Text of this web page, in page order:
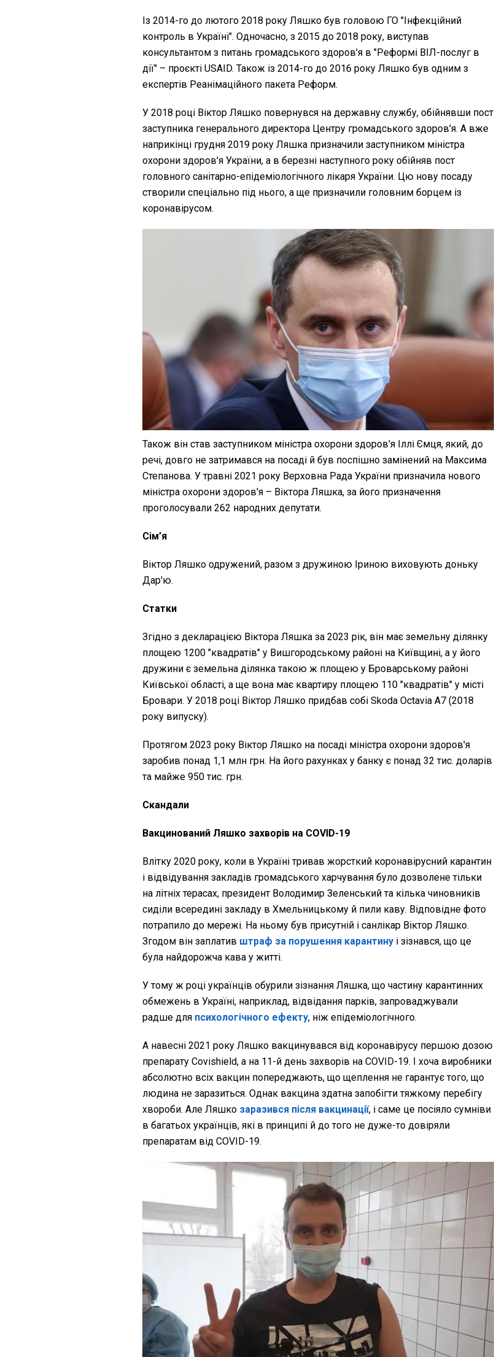
Із 2014-го до лютого 2018 року Ляшко був головою ГО "Інфекційний
контроль в Україні". Одночасно, з 2015 до 2018 року, виступав
консультантом з питань громадського здоров'я в "Реформі ВІЛ-послуг в
дії" – проєкті USAID. Також із 2014-го до 2016 року Ляшко був одним з
експертів Реанімаційного пакета Реформ.
У 2018 році Віктор Ляшко повернувся на державну службу, обійнявши пост
заступника генерального директора Центру громадського здоров'я. А вже
наприкінці грудня 2019 року Ляшка призначили заступником міністра
охорони здоров'я України, а в березні наступного року обійняв пост
головного санітарно-епідеміологічного лікаря України. Цю нову посаду
створили спеціально під нього, а ще призначили головним борцем із
коронавірусом.
Також він став заступником міністра охорони здоров'я Іллі Ємця, який, до
речі, довго не затримався на посаді й був поспішно замінений на Максима
Степанова. У травні 2021 року Верховна Рада України призначила нового
міністра охорони здоров'я – Віктора Ляшка, за його призначення
проголосували 262 народних депутати.
Сім’я
Віктор Ляшко одружений, разом з дружиною Іриною виховують доньку
Дар'ю.
Статки
Згідно з декларацією Віктора Ляшка за 2023 рік, він має земельну ділянку
площею 1200 "квадратів" у Вишгородському районі на Київщині, а у його
дружини є земельна ділянка такою ж площею у Броварському районі
Київської області, а ще вона має квартиру площею 110 "квадратів" у місті
Бровари. У 2018 році Віктор Ляшко придбав собі Skoda Octavia A7 (2018
року випуску).
Протягом 2023 року Віктор Ляшко на посаді міністра охорони здоров'я
заробив понад 1,1 млн грн. На його рахунках у банку є понад 32 тис. доларів
та майже 950 тис. грн.
Скандали
Вакцинований Ляшко захворів на COVID-19
Влітку 2020 року, коли в Україні тривав жорсткий коронавірусний карантин
і відвідування закладів громадського харчування було дозволене тільки
на літніх терасах, президент Володимир Зеленський та кілька чиновників
сиділи всередині закладу в Хмельницькому й пили каву. Відповідне фото
потрапило до мережі. На ньому був присутній і санлікар Віктор Ляшко.
Згодом він заплатив штраф за порушення карантину і зізнався, що це
була найдорожча кава у житті.
У тому ж році українців обурили зізнання Ляшка, що частину карантинних
обмежень в Україні, наприклад, відвідання парків, запроваджували
радше для психологічного ефекту, ніж епідеміологічного.
А навесні 2021 року Ляшко вакцинувався від коронавірусу першою дозою
препарату Covishield, а на 11-й день захворів на COVID-19. І хоча виробники
абсолютно всіх вакцин попереджають, що щеплення не гарантує того, що
людина не заразиться. Однак вакцина здатна запобігти тяжкому перебігу
хвороби. Але Ляшко заразився після вакцинації, і саме це посіяло сумніви
в багатьох українців, які в принципі й до того не дуже-то довіряли
препаратам від COVID-19.